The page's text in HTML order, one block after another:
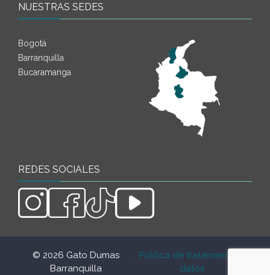
NUESTRAS SEDES
Bogotá
Barranquilla
Bucaramanga
REDES SOCIALES
© 2026 Gato Dumas
Barranquilla
. Política de tratamiento de
datos